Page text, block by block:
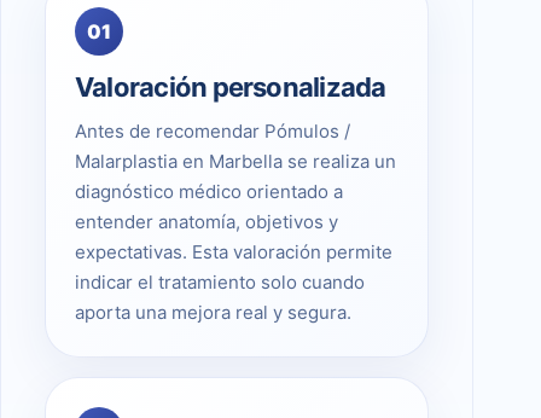
01
Valoración personalizada
Antes de recomendar Pómulos /
Malarplastia en Marbella se realiza un
diagnóstico médico orientado a
entender anatomía, objetivos y
expectativas. Esta valoración permite
indicar el tratamiento solo cuando
aporta una mejora real y segura.